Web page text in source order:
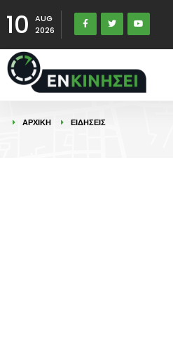
10
AUG
2026
ΑΡΧΙΚΉ ΕΙΔΉΣΕΙΣ